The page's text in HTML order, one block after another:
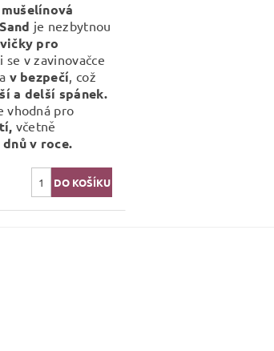
mušelínová
je nezbytnou
pro
se v zavinovačce
a v bezpečí, což
a delší spánek.
vhodná pro
včetně
v roce.